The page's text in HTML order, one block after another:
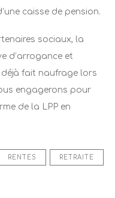
caisse de pension.
sociaux, la
d’arrogance et
déjà fait naufrage lors
engagerons pour
de la LPP en
RENTES RETRAITE